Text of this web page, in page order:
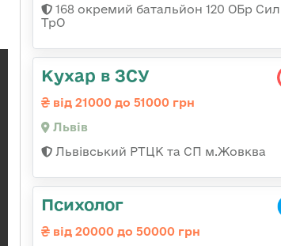
168 окремий батальйон 120 ОБр Cил
ТрО
Кухар в ЗСУ
від 21000 до 51000 грн
Львів
Львівський РТЦК та СП м.Жовква
Психолог
від 20000 до 50000 грн